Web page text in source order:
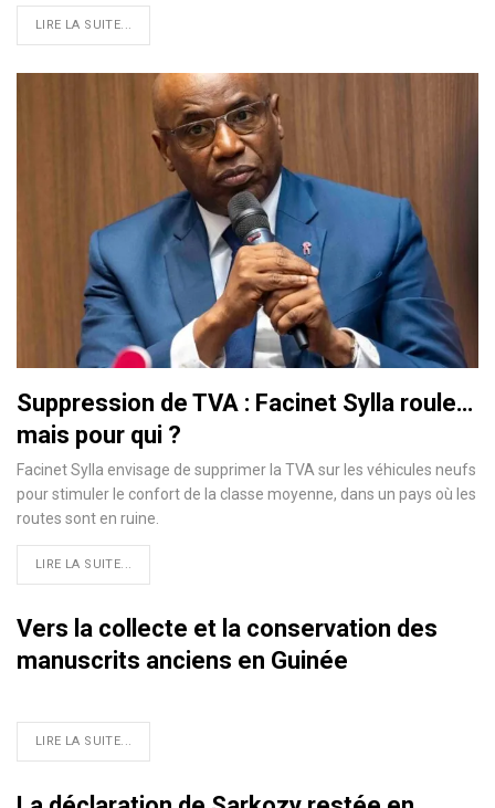
LIRE LA SUITE...
Suppression de TVA : Facinet Sylla roule…
mais pour qui ?
Facinet Sylla envisage de supprimer la TVA sur les véhicules neufs
pour stimuler le confort de la classe moyenne, dans un pays où les
routes sont en ruine.
LIRE LA SUITE...
Vers la collecte et la conservation des
manuscrits anciens en Guinée
LIRE LA SUITE...